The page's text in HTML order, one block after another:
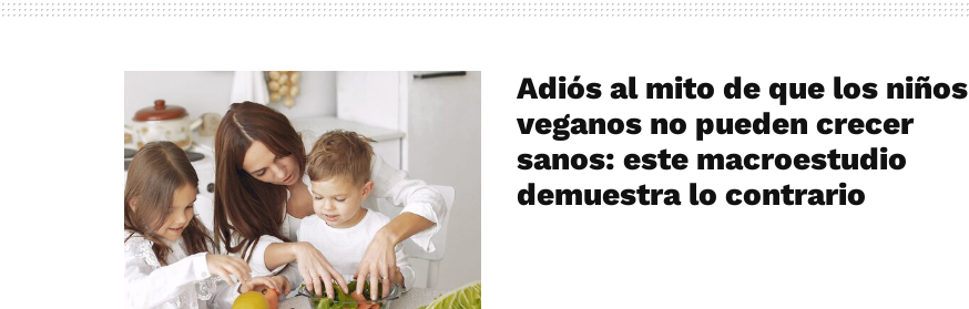
Adiós al mito de que los niños
veganos no pueden crecer
sanos: este macroestudio
demuestra lo contrario